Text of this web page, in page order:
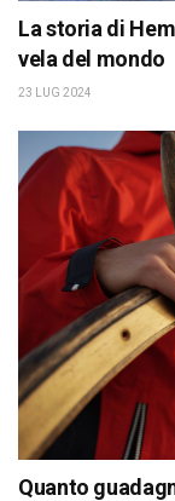
La storia di
vela del mondo
23 LUG 2024
Quanto